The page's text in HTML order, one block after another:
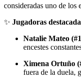
consideradas uno de los
✨ Jugadoras
Natalie Mateo
encestes
Ximena Ortuño
fuera de la duela,